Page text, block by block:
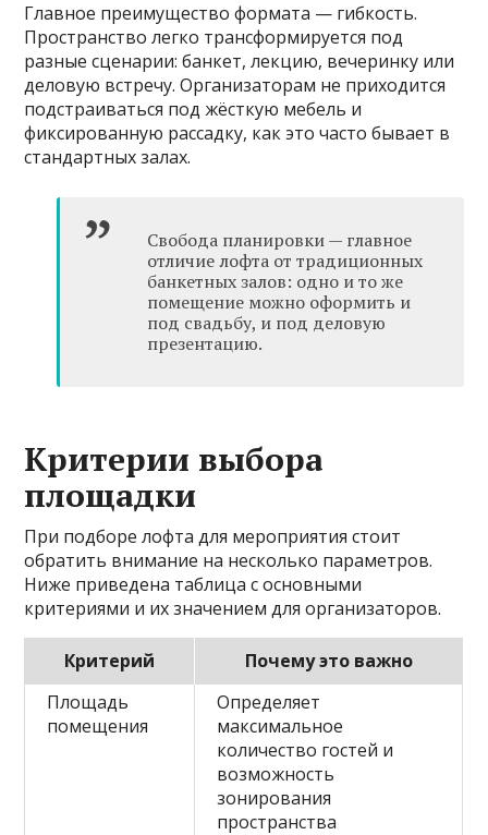
Главное преимущество формата — гибкость.
Пространство легко трансформируется под
разные сценарии: банкет, лекцию, вечеринку или
деловую встречу. Организаторам не приходится
подстраиваться под жёсткую мебель и
фиксированную рассадку, как это часто бывает в
стандартных залах.
Свобода планировки — главное
отличие лофта от традиционных
банкетных залов: одно и то же
помещение можно оформить и
под свадьбу, и под деловую
презентацию.
Критерии выбора
площадки
При подборе лофта для мероприятия стоит
обратить внимание на несколько параметров.
Ниже приведена таблица с основными
критериями и их значением для организаторов.
Критерий
Почему это важно
Площадь
помещения
Определяет
максимальное
количество гостей и
возможность
зонирования
пространства